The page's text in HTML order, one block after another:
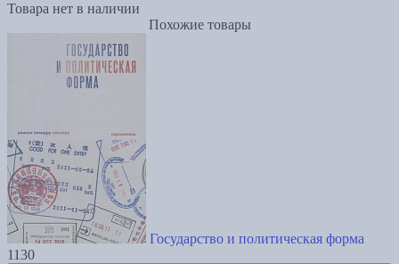
Товара нет в наличии
Похожие товары
Государство и политическая форма
1130